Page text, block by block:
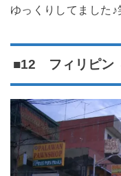
ゆっくりしてました♪
■12 フィリピン